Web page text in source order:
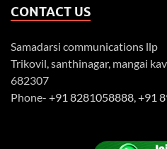
CONTACT US
Samadarsi communications llp
Trikovil, santhinagar, mangai
682307
Phone- +91 8281058888,+91